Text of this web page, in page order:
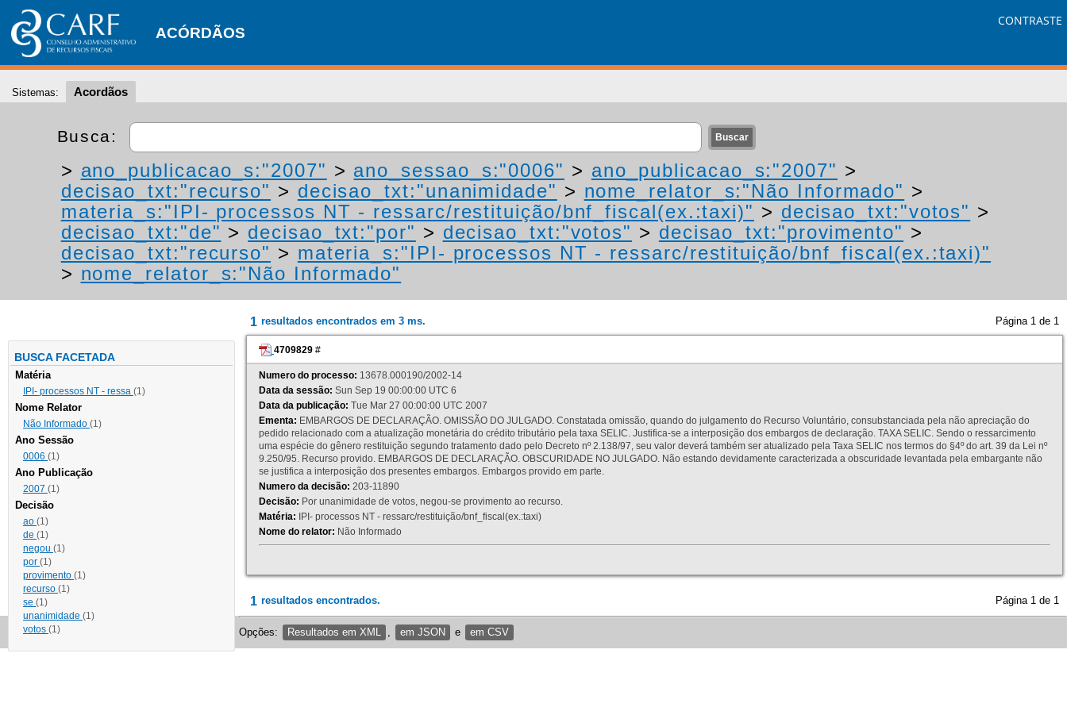
ACÓRDÃOS
CONTRASTE
Sistemas: Acordãos
Busca:
> ano_publicacao_s:"2007" > ano_sessao_s:"0006" > ano_publicacao_s:"2007" >
decisao_txt:"recurso" > decisao_txt:"unanimidade" > nome_relator_s:"Não Informado" >
materia_s:"IPI- processos NT - ressarc/restituição/bnf_fiscal(ex.:taxi)" > decisao_txt:"votos" >
decisao_txt:"de" > decisao_txt:"por" > decisao_txt:"votos" > decisao_txt:"provimento" >
decisao_txt:"recurso" > materia_s:"IPI- processos NT - ressarc/restituição/bnf_fiscal(ex.:taxi)"
> nome_relator_s:"Não Informado"
BUSCA FACETADA
Matéria
IPI- processos NT - ressa (1)
Nome Relator
Não Informado (1)
Ano Sessão
0006 (1)
Ano Publicação
2007 (1)
Decisão
ao (1)
de (1)
negou (1)
por (1)
provimento (1)
recurso (1)
se (1)
unanimidade (1)
votos (1)
1 resultados encontrados em 3 ms. Página 1 de 1
4709829 #
Numero do processo: 13678.000190/2002-14
Data da sessão: Sun Sep 19 00:00:00 UTC 6
Data da publicação: Tue Mar 27 00:00:00 UTC 2007
Ementa: EMBARGOS DE DECLARAÇÃO. OMISSÃO DO JULGADO. Constatada omissão, quando do julgamento do Recurso Voluntário, consubstanciada pela não apreciação do
pedido relacionado com a atualização monetária do crédito tributário pela taxa SELIC. Justifica-se a interposição dos embargos de declaração. TAXA SELIC. Sendo o ressarcimento
uma espécie do gênero restituição segundo tratamento dado pelo Decreto nº 2.138/97, seu valor deverá também ser atualizado pela Taxa SELIC nos termos do §4º do art. 39 da Lei nº
9.250/95. Recurso provido. EMBARGOS DE DECLARAÇÃO. OBSCURIDADE NO JULGADO. Não estando devidamente caracterizada a obscuridade levantada pela embargante não
se justifica a interposição dos presentes embargos. Embargos provido em parte.
Numero da decisão: 203-11890
Decisão: Por unanimidade de votos, negou-se provimento ao recurso.
Matéria: IPI- processos NT - ressarc/restituição/bnf_fiscal(ex.:taxi)
Nome do relator: Não Informado
1 resultados encontrados. Página 1 de 1
Opções: Resultados em XML em JSON e em CSV